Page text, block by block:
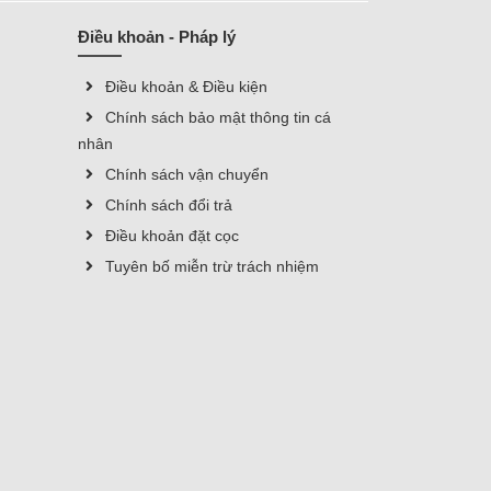
Điều khoản - Pháp lý
Điều khoản & Điều kiện
Chính sách bảo mật thông tin cá
nhân
Chính sách vận chuyển
Chính sách đổi trả
Điều khoản đặt cọc
Tuyên bố miễn trừ trách nhiệm